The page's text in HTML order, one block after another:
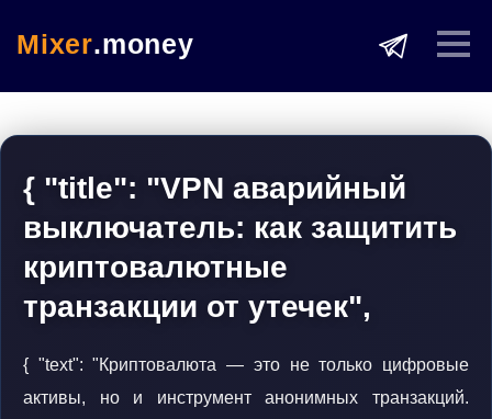
Mixer.money
{ "title": "VPN аварийный
выключатель: как защитить
криптовалютные
транзакции от утечек",
{ "text": "Криптовалюта — это не только цифровые
активы, но и инструмент анонимных транзакций.